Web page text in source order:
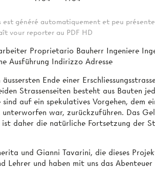
généré automatiquement et peu
vour reporter au PDF HD
Proprietario Bauherr Ingeniere
Ausführung Indirizzo Adresse
Ende einer
Strassenseiten besteht aus Bauten
sind auf ein spekulatives Vorgehen, dem
unterworfen war, zurückzuführen. Das
ist daher die natürliche Fortsetzung der
und Gianni Tavarini, die dieses
Lehrer und haben mit uns das